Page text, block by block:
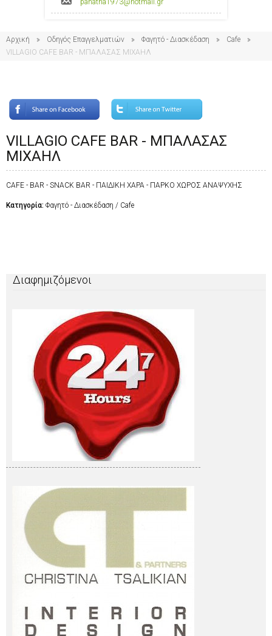
panatha1973@hotmail.gr
Αρχική Οδηγός Επαγγελματιών Φαγητό - Διασκέδαση
Cafe
VILLAGIO CAFE BAR - ΜΠΑΛΑΣΑΣ ΜΙΧΑΗΛ
VILLAGIO CAFE BAR - ΜΠΑΛΑΣΑΣ
ΜΙΧΑΗΛ
CAFE - BAR - SNACK BAR - ΠΑΙΔΙΚΗ ΧΑΡΑ - ΠΑΡΚΟ ΧΩΡΟΣ ΑΝΑΨΥΧΗΣ
Κατηγορία: Φαγητό - Διασκέδαση / Cafe
Διαφημιζόμενοι